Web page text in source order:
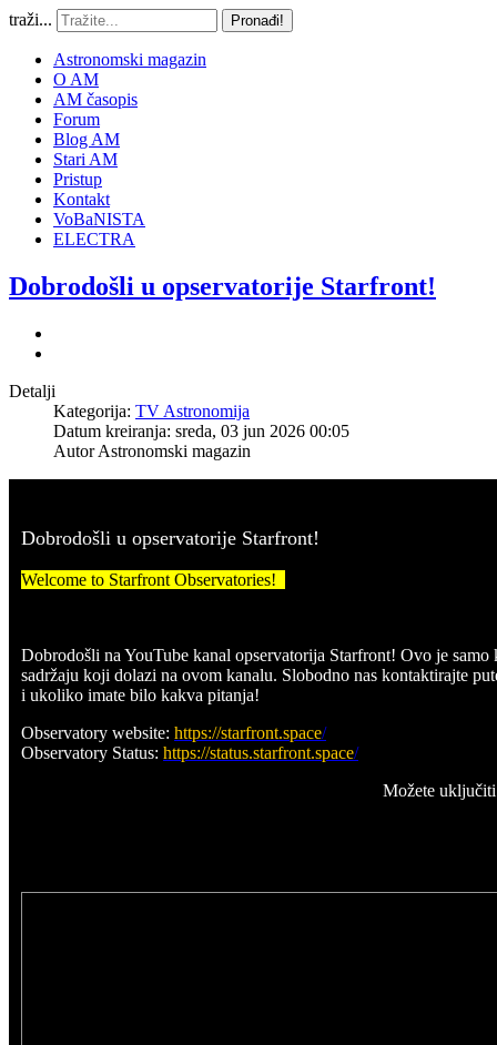
traži... Pronađi!
Astronomski magazin
O AM
AM časopis
Forum
Blog AM
Stari AM
Pristup
Kontakt
VoBaNISTA
ELECTRA
Dobrodošli u opservatorije Starfront!
Detalji
Kategorija: TV Astronomija
Datum kreiranja: sreda, 03 jun 2026 00:05
AutorAstronomski magazin
Dobrodošli u opservatorije Starfront!
Welcome to Starfront Observatories!
Dobrodošli na YouTube kanal opservatorija Starfront! Ovo je
sadržaju koji dolazi na ovom kanalu. Slobodno nas kontaktirajte
i ukoliko imate bilo kakva pitanja!
Observatory website: https://starfront.space/
Observatory Status: https://status.starfront.space/
Možete